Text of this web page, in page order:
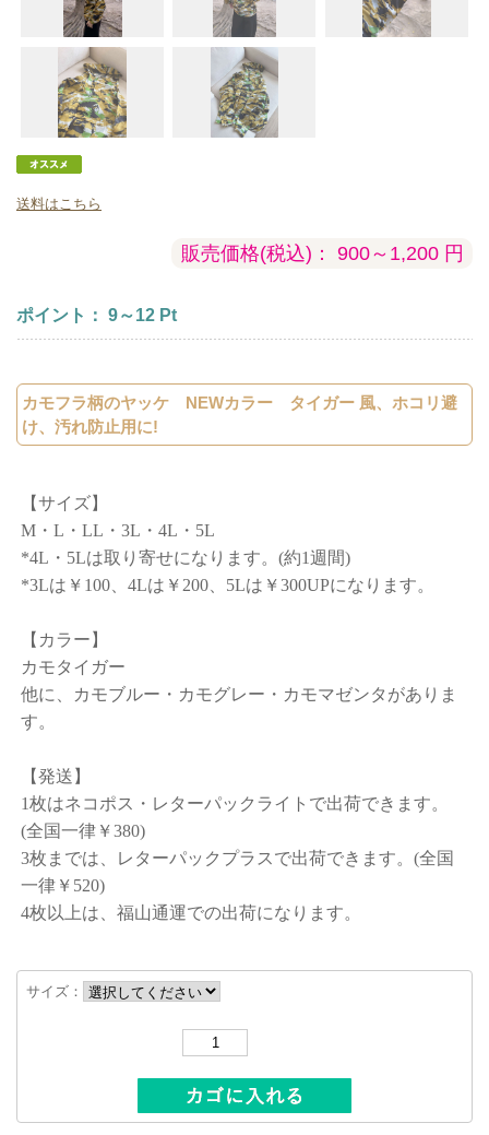
送料はこちら
販売価格(税込)： 900～1,200円
ポイント： 9～12 Pt
カモフラ柄のヤッケ NEWカラー タイガー 風、ホコリ避
け、汚れ防止用に!
【サイズ】
M・L・LL・3L・4L・5L
*4L・5Lは取り寄せになります。(約1週間)
*3Lは￥100、4Lは￥200、5Lは￥300UPになります。
【カラー】
カモタイガー
他に、カモブルー・カモグレー・カモマゼンタがありま
す。
【発送】
1枚はネコポス・レターパックライトで出荷できます。
(全国一律￥380)
3枚までは、レターパックプラスで出荷できます。(全国
一律￥520)
4枚以上は、福山通運での出荷になります。
サイズ：